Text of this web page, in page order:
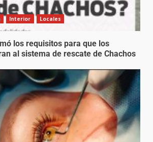
Interior Locales
los requisitos para que los
al sistema de rescate de Chachos